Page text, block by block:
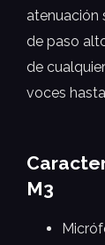
atenuación
de paso
de
voces
M3